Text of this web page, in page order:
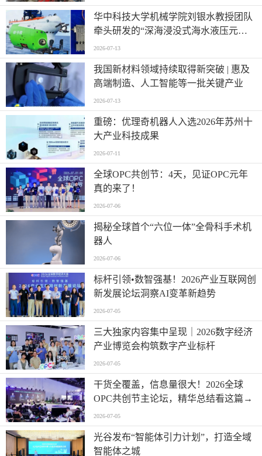
华中科技大学机械学院刘银水教授团队
牵头研发的“深海浸没式海水液压元件
关键技术及应用”荣获国家技术发明奖
二等奖
2026-07-13
我国新材料领域持续取得新突破 | 惠及
高端制造、人工智能等一批关键产业
2026-07-13
重磅：优理奇机器人入选2026年苏州十
大产业科技成果
2026-07-11
全球OPC共创节：4天，见证OPC元年
真的来了！
2026-07-06
揭秘全球首个“六位一体”全骨科手术机
器人
2026-07-06
标杆引领•数智强基！2026产业互联网创
新发展论坛洞察AI变革新趋势
2026-07-05
三大独家内容集中呈现｜2026数字经济
产业博览会构筑数字产业标杆
2026-07-05
干货全覆盖，信息量很大！2026全球
OPC共创节主论坛，精华总结看这篇→
2026-07-05
光谷发布“智能体引力计划”，打造全域
智能体之城